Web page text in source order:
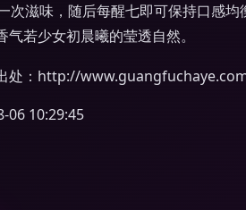
次滋味，随后每醒七即可保持口感
若少女初晨曦的莹透自然。
处：http://
06 10:29:45